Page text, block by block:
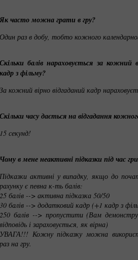
Як часто можна грати в гру?
Один раз в добу, тобто кожного
Скільки балів нараховується за кожний
кадр з фільму?
За кожний вірно відгаданий кадр
Скільки часу дається на відгадання
15 секунд!
Чому в мене неактивні підказки під час
Підказки активні у випадку, якщо до
рахунку є певна к-ть балів:
25 балів --> активна підказка 50/50
30 балів --> додатковий кадр (+1 кадр з
250 балів --> пропустити (Вам
відповідь і зараховується, як вірна)
УВАГА!!! Кожну підказку можна
раз на гру.